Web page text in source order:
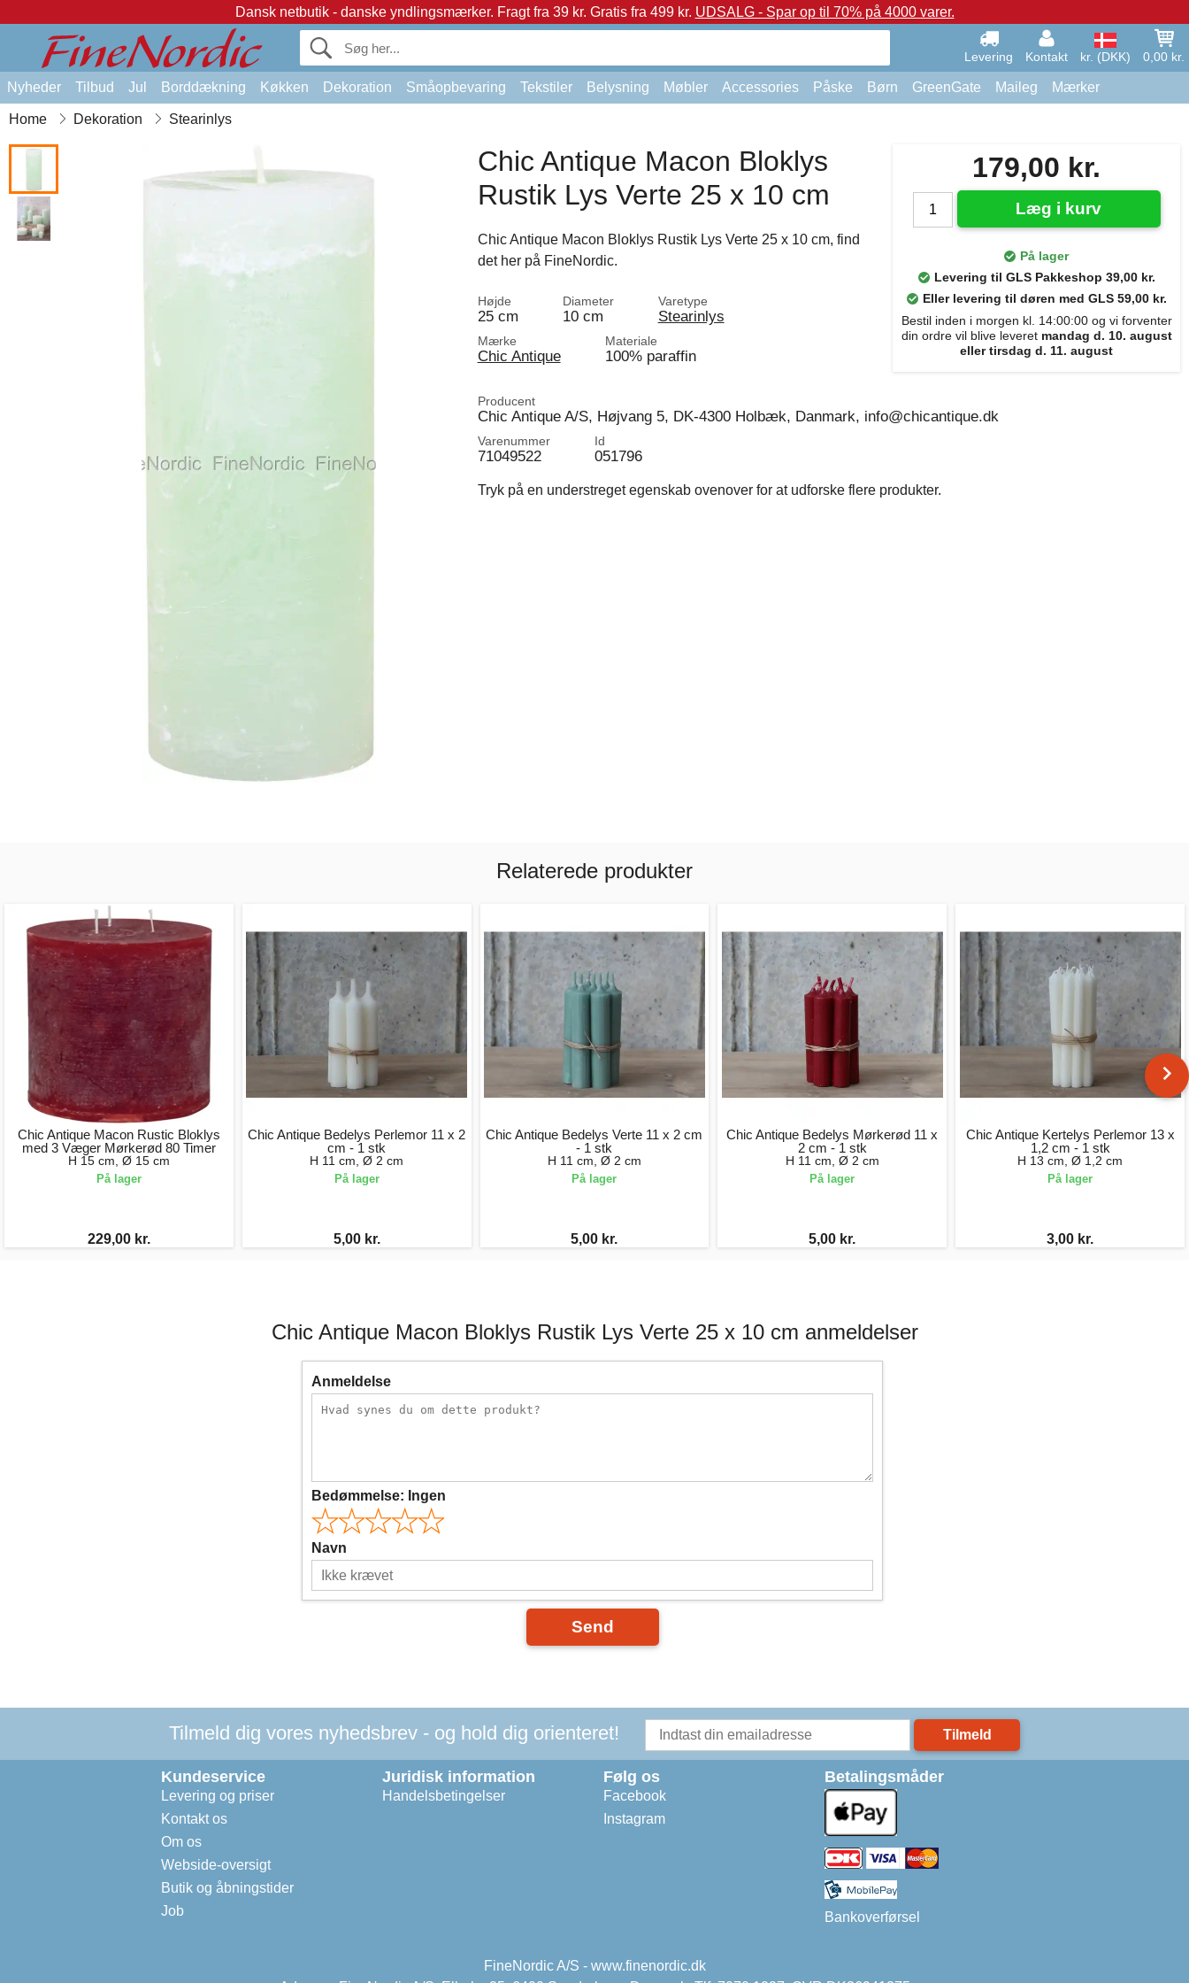
Dansk netbutik - danske yndlingsmærker. Fragt fra 39 kr. Gratis fra 499 kr. UDSALG - Spar op til 70% på 4000 varer.
Levering Kontakt kr. (DKK) 0,00 kr.
Nyheder Tilbud Jul Borddækning Køkken Dekoration Småopbevaring Tekstiler Belysning Møbler Accessories Påske Børn GreenGate Maileg Mærker
Home Dekoration Stearinlys
179,00 kr.
Læg i kurv
På lager
Levering til GLS Pakkeshop 39,00 kr.
Eller levering til døren med GLS 59,00 kr.
Bestil inden i morgen kl. 14:00:00 og vi forventer
din ordre vil blive leveret mandag d. 10. august
eller tirsdag d. 11. august
Chic Antique Macon Bloklys
Rustik Lys Verte 25 x 10 cm
Chic Antique Macon Bloklys Rustik Lys Verte 25 x 10 cm, find
det her på FineNordic.
Højde
25 cm
Diameter
10 cm
Varetype
Stearinlys
Mærke
Chic Antique
Materiale
100% paraffin
Producent
Chic Antique A/S, Højvang 5, DK-4300 Holbæk, Danmark, info@chicantique.dk
Varenummer
71049522
Id
051796
Tryk på en understreget egenskab ovenover for at udforske flere produkter.
Relaterede produkter
Chic Antique Macon Rustic Bloklys
med 3 Væger Mørkerød 80 Timer
H 15 cm, Ø 15 cm
På lager
229,00 kr.
Chic Antique Bedelys Perlemor 11 x 2
cm - 1 stk
H 11 cm, Ø 2 cm
På lager
5,00 kr.
Chic Antique Bedelys Verte 11 x 2 cm
- 1 stk
H 11 cm, Ø 2 cm
På lager
5,00 kr.
Chic Antique Bedelys Mørkerød 11 x
2 cm - 1 stk
H 11 cm, Ø 2 cm
På lager
5,00 kr.
Chic Antique Kertelys Perlemor 13 x
1,2 cm - 1 stk
H 13 cm, Ø 1,2 cm
På lager
3,00 kr.
Chic Antique Macon Bloklys Rustik Lys Verte 25 x 10 cm anmeldelser
Anmeldelse
Bedømmelse: Ingen
Navn
Send
Tilmeld dig vores nyhedsbrev - og hold dig orienteret! Tilmeld
Kundeservice
Levering og priser
Kontakt os
Om os
Webside-oversigt
Butik og åbningstider
Job
Juridisk information
Handelsbetingelser
Følg os
Facebook
Instagram
Betalingsmåder
Bankoverførsel
FineNordic A/S - www.finenordic.dk